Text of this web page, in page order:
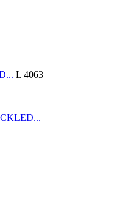
L 4063